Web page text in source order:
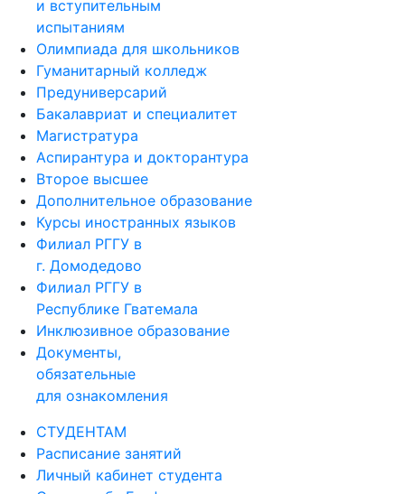
и вступительным
испытаниям
Олимпиада для школьников
Гуманитарный колледж
Предуниверсарий
Бакалавриат и специалитет
Магистратура
Аспирантура и докторантура
Второе высшее
Дополнительное образование
Курсы иностранных языков
Филиал РГГУ в
г. Домодедово
Филиал РГГУ в
Республике Гватемала
Инклюзивное образование
Документы,
обязательные
для ознакомления
СТУДЕНТАМ
Расписание занятий
Личный кабинет студента